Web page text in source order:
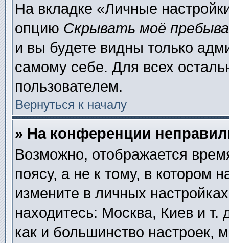
На вкладке «Личные
опцию Скрывать моё
и вы будете видны только
самому себе. Для всех
пользователем.
Вернуться к началу
» На конференции
Возможно, отображается
поясу, а не к тому, в котором
измените в личных
находитесь: Москва, Киев и т.
как и большинство настроек,